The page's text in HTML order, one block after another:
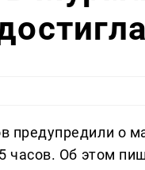
предупредили о
часов. Об этом